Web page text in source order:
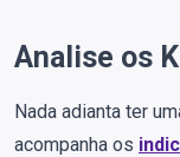
Analise os
Nada adianta ter
acompanha os